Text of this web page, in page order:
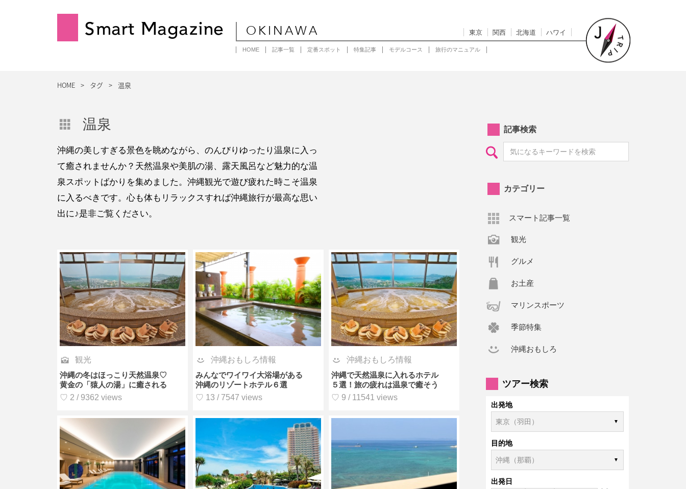
Smart Magazine OKINAWA 東京 関西 北海道 ハワイ
HOME 記事一覧 定番スポット 特集記事 モデルコース 旅行のマニュアル
HOME タグ 温泉
温泉
沖縄の美しすぎる景色を眺めながら、のんびりゆったり温泉に入っ
て癒されませんか？天然温泉や美肌の湯、露天風呂など魅力的な温
泉スポットばかりを集めました。沖縄観光で遊び疲れた時こそ温泉
に入るべきです。心も体もリラックスすれば沖縄旅行が最高な思い
出に♪是非ご覧ください。
観光
沖縄の冬はほっこり天然温泉♡
黄金の「猿人の湯」に癒される
♡ 2 / 9362 views
沖縄おもしろ情報
みんなでワイワイ大浴場がある
沖縄のリゾートホテル６選
♡ 13 / 7547 views
沖縄おもしろ情報
沖縄で天然温泉に入れるホテル
５選！旅の疲れは温泉で癒そう
♡ 9 / 11541 views
記事検索
カテゴリー
スマート記事一覧
観光
グルメ
お土産
マリンスポーツ
季節特集
沖縄おもしろ
ツアー検索
出発地
目的地
出発日